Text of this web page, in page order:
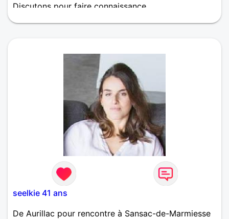
Discutons pour faire connaissance
seelkie 41 ans
De Aurillac pour rencontre à Sansac-de-Marmiesse